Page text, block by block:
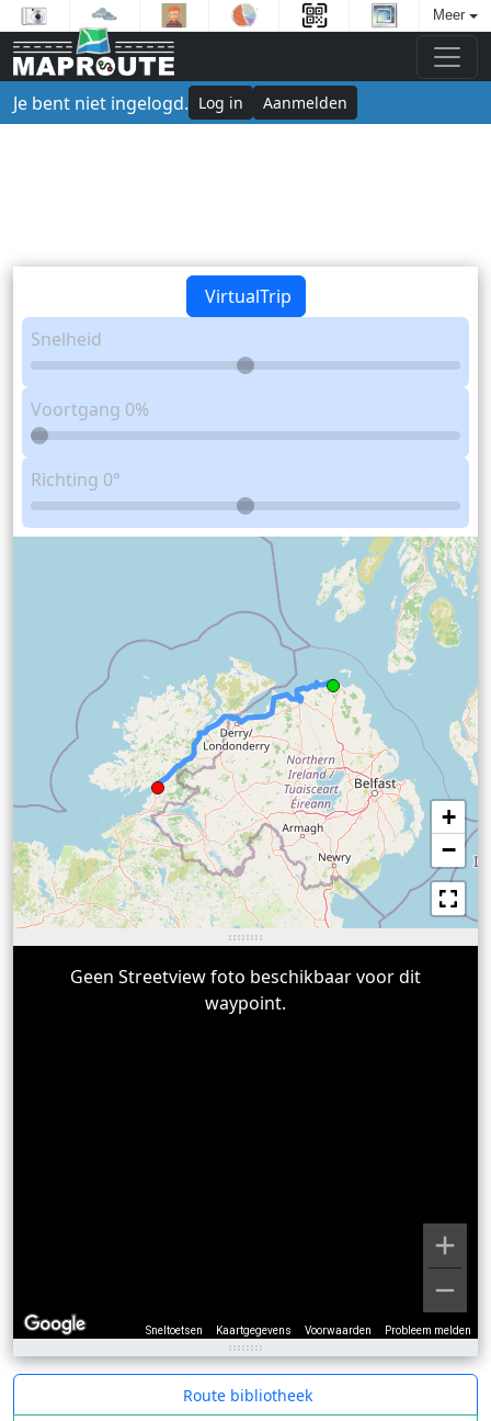
Meer
Je bent niet ingelogd. Log in Aanmelden
VirtualTrip
Snelheid
Voortgang 0%
Richting 0°
+
−
Sneltoetsen Kaartgegevens Voorwaarden Probleem melden
Geen Streetview foto beschikbaar voor dit
waypoint.
Route bibliotheek